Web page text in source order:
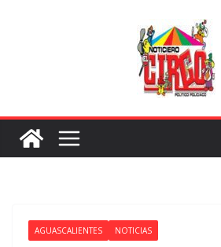
AGUASCALIENTES NOTICIAS